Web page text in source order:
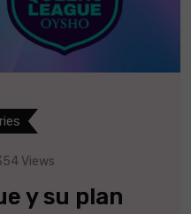
Views
y su plan